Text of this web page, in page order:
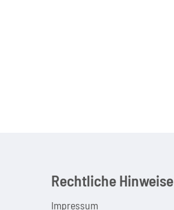
Rechtliche Hinweise
Impressum